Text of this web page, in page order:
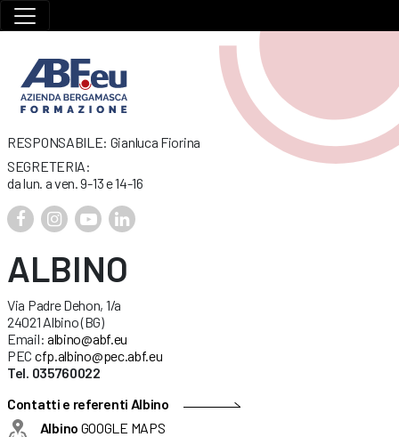
RESPONSABILE: Gianluca Fiorina
SEGRETERIA:
da lun. a ven. 9-13 e 14-16
ALBINO
Via Padre Dehon, 1/a
24021 Albino (BG)
Email: albino@abf.eu
PEC cfp.albino@pec.abf.eu
Tel. 035760022
Contatti e referenti Albino
Albino GOOGLE MAPS